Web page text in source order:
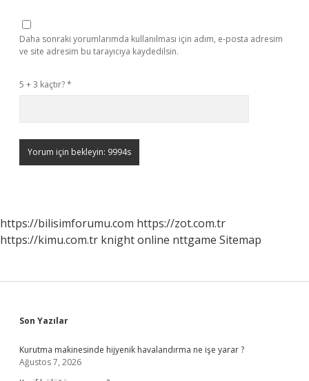
Daha sonraki yorumlarımda kullanılması için adım, e-posta adresim
ve site adresim bu tarayıcıya kaydedilsin.
5 + 3 kaçtır?*
https://bilisimforumu.com https://zot.com.tr
https://kimu.com.tr knight online nttgame Sitemap
Sidebar
Son Yazılar
Kurutma makinesinde hijyenik havalandırma ne işe yarar ?
Ağustos 7, 2026